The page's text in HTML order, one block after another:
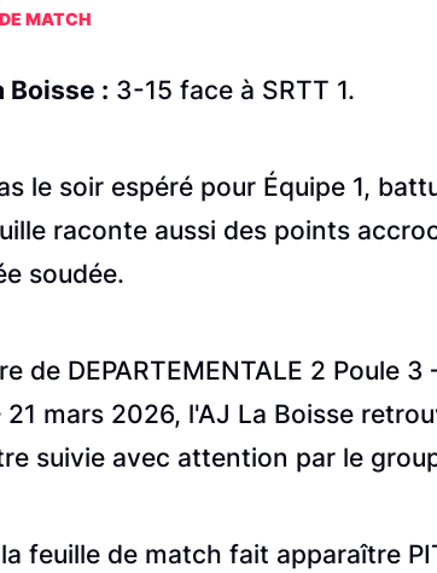
MATCH
Boisse : 3-15 face à SRTT 1.
le soir espéré pour Équipe 1,
raconte aussi des points
soudée.
de DEPARTEMENTALE 2 Poule
mars 2026, l'AJ La Boisse
suivie avec attention par le
feuille de match fait apparaître